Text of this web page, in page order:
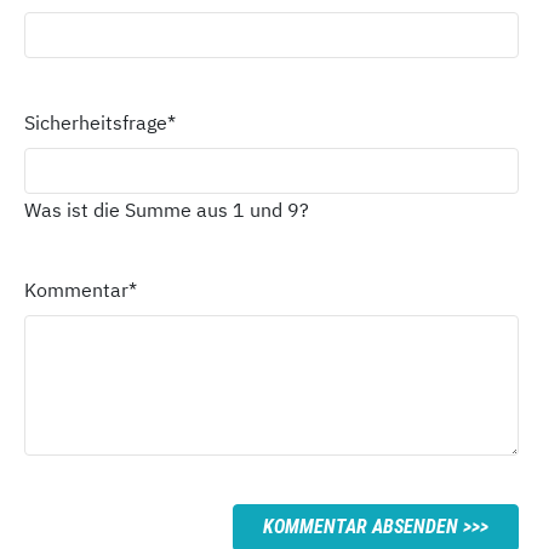
Sicherheitsfrage*
Was ist die Summe aus 1 und 9?
Kommentar*
KOMMENTAR ABSENDEN